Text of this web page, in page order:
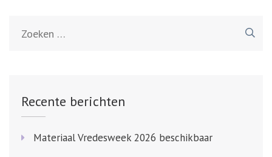
Recente berichten
Materiaal Vredesweek 2026 beschikbaar